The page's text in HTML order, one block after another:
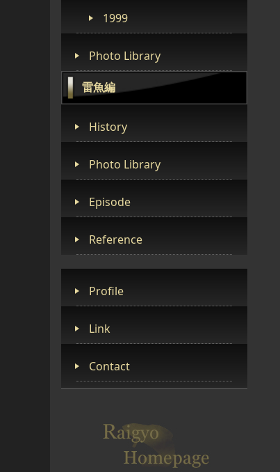
1999
Photo Library
雷魚編
History
Photo Library
Episode
Reference
Profile
Link
Contact